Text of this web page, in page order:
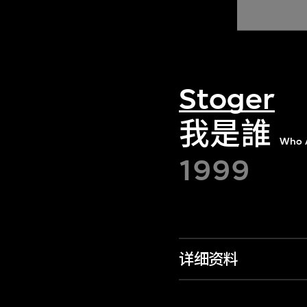
Stoger
我是誰
Who
1999
详细资料